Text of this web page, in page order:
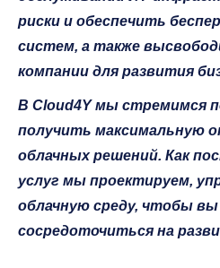
риски и обеспечить
систем, а также
компании для развития
В Cloud4Y мы стремимся
получить максимальную
облачных решений. Как
услуг мы проектируем,
облачную среду, чтобы
сосредоточиться на